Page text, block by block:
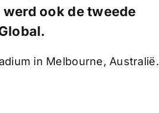
ook de tweede
in Melbourne, Australië.